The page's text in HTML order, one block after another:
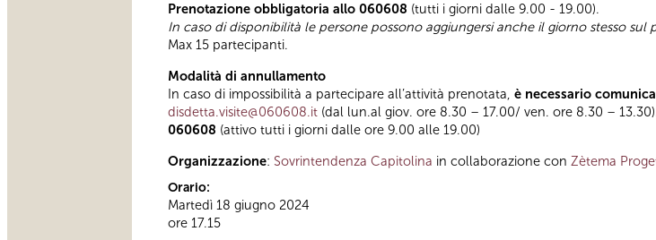
Prenotazione obbligatoria allo 060608 (tutti i giorni dalle 9.00 - 19.00).
In caso di disponibilità le persone possono aggiungersi anche il giorno stesso sul
Max 15 partecipanti.
Modalità di annullamento
In caso di impossibilità a partecipare all’attività prenotata, è necessario
disdetta.visite@060608.it (dal lun.al giov. ore 8.30 – 17.00/ ven. ore 8.30 –
060608 (attivo tutti i giorni dalle ore 9.00 alle 19.00)
Organizzazione: Sovrintendenza Capitolina in collaborazione con Zètema
Orario:
Martedì 18 giugno 2024
ore 17.15